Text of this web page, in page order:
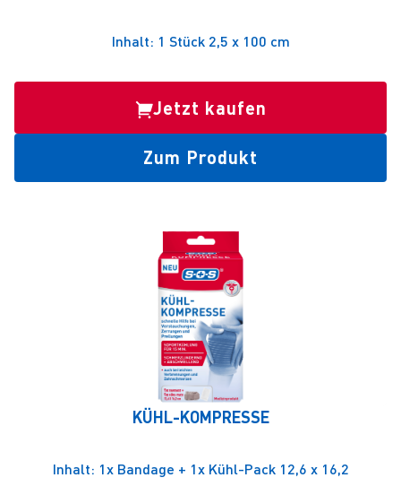
Inhalt: 1 Stück 2,5 x 100 cm
Jetzt kaufen
Zum Produkt
KÜHL-KOMPRESSE
Inhalt: 1x Bandage + 1x Kühl-Pack 12,6 x 16,2